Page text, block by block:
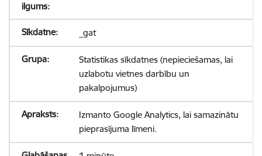
_gat
Statistikas sīkdatnes (nepieciešamas, lai
uzlabotu vietnes darbību un
pakalpojumus)
Izmanto Google Analytics, lai samazinātu
pieprasījuma līmeni.